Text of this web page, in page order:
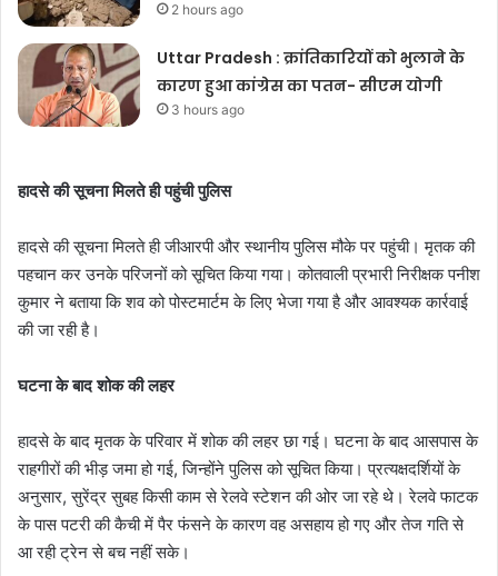
2 hours ago
Uttar Pradesh : क्रांतिकारियों को भुलाने के
कारण हुआ कांग्रेस का पतन- सीएम योगी
3 hours ago
हादसे की सूचना मिलते ही पहुंची पुलिस
हादसे की सूचना मिलते ही जीआरपी और स्थानीय पुलिस मौके पर पहुंची। मृतक की
पहचान कर उनके परिजनों को सूचित किया गया। कोतवाली प्रभारी निरीक्षक पनीश
कुमार ने बताया कि शव को पोस्टमार्टम के लिए भेजा गया है और आवश्यक कार्रवाई
की जा रही है।
घटना के बाद शोक की लहर
हादसे के बाद मृतक के परिवार में शोक की लहर छा गई। घटना के बाद आसपास के
राहगीरों की भीड़ जमा हो गई, जिन्होंने पुलिस को सूचित किया। प्रत्यक्षदर्शियों के
अनुसार, सुरेंद्र सुबह किसी काम से रेलवे स्टेशन की ओर जा रहे थे। रेलवे फाटक
के पास पटरी की कैची में पैर फंसने के कारण वह असहाय हो गए और तेज गति से
आ रही ट्रेन से बच नहीं सके।